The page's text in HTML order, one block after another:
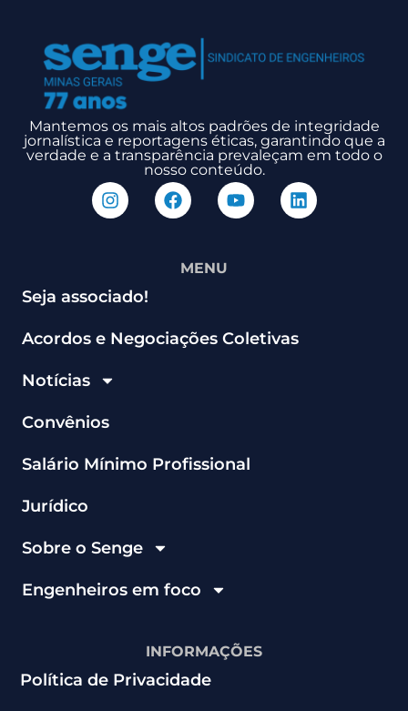
Mantemos os mais altos padrões de integridade
jornalística e reportagens éticas, garantindo que a
verdade e a transparência prevaleçam em todo o
nosso conteúdo.
MENU
Seja associado!
Acordos e Negociações Coletivas
Notícias
Convênios
Salário Mínimo Profissional
Jurídico
Sobre o Senge
Engenheiros em foco
INFORMAÇÕES
Política de Privacidade